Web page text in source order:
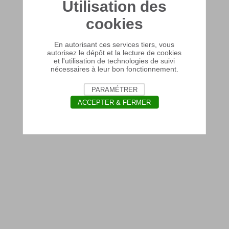
Utilisation des
cookies
En autorisant ces services tiers, vous
autorisez le dépôt et la lecture de cookies
et l'utilisation de technologies de suivi
nécessaires à leur bon fonctionnement.
PARAMÉTRER
ACCEPTER & FERMER